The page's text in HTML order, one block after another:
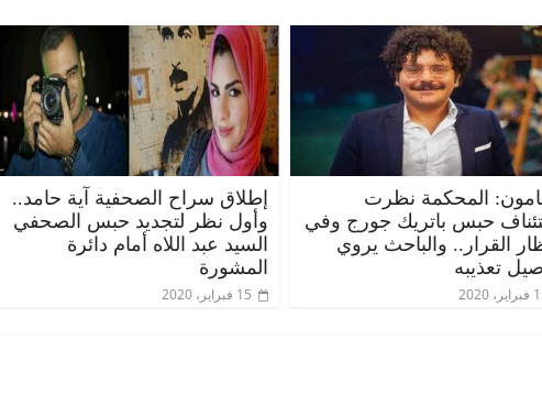
المحكمة نظرت
حبس باتريك جورج وفي
القرار.. والباحث يروي
تعذيبه
2020
إطلاق سراح الصحفية آية حامد..
وأول نظر لتجديد حبس الصحفي
السيد عبد اللاه أمام دائرة
المشورة
15 فبراير، 2020